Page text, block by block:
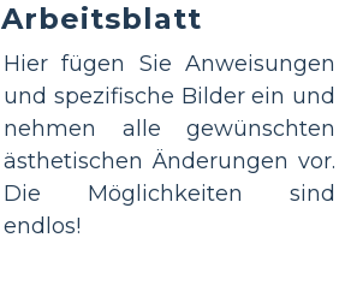
Arbeitsblatt
Hier fügen Sie Anweisungen
und spezifische Bilder ein und
nehmen alle gewünschten
ästhetischen Änderungen vor.
Die Möglichkeiten sind
endlos!